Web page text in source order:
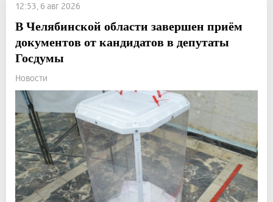
12:53, 6 авг 2026
В Челябинской области завершен приём
документов от кандидатов в депутаты
Госдумы
Новости